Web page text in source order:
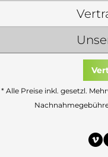
* Alle Preise inkl. gesetzl.